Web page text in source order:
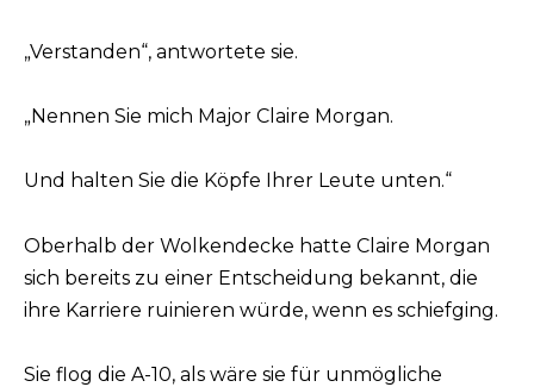
„Verstanden“, antwortete sie.
„Nennen Sie mich Major Claire Morgan.
Und halten Sie die Köpfe Ihrer Leute unten.“
Oberhalb der Wolkendecke hatte Claire Morgan
sich bereits zu einer Entscheidung bekannt, die
ihre Karriere ruinieren würde, wenn es schiefging.
Sie flog die A-10, als wäre sie für unmögliche